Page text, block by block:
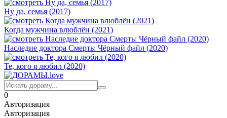
Ну да, семья (2017)
Когда мужчина влюблён (2021)
Наследие доктора Смерть: Чёрный файл (2020)
Те, кого я любил (2020)
0
Авторизация
Авторизация